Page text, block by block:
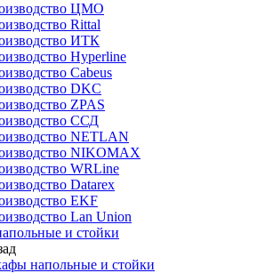
ЦМО
Rittal
ИТК
Hyperline
Cabeus
DKC
ZPAS
ССД
NETLAN
NIKOMAX
WRLine
Datarex
EKF
Lan Union
и стойки
напольные и стойки